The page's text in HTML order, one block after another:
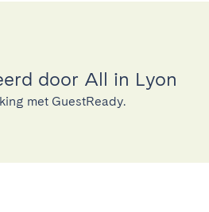
door All in Lyon
met GuestReady.